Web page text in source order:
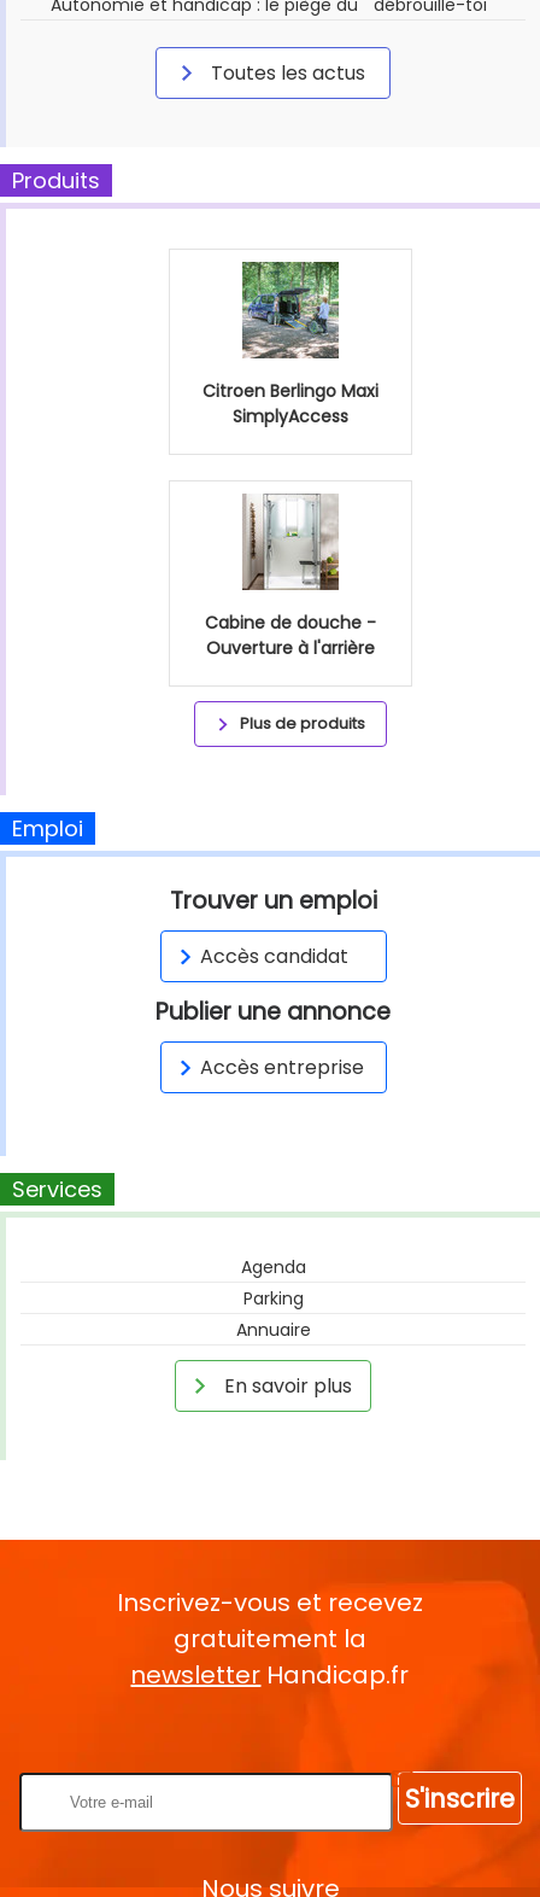
Autonomie et handicap : le piège du " débrouille-toi "
Toutes les actus
Produits
Citroen Berlingo Maxi
SimplyAccess
Cabine de douche -
Ouverture à l'arrière
Plus de produits
Emploi
Trouver un emploi
Accès candidat
Publier une annonce
Accès entreprise
Services
Agenda
Parking
Annuaire
En savoir plus
Inscrivez-vous et recevez
gratuitement la
newsletter Handicap.fr
S'inscrire
Nous suivre